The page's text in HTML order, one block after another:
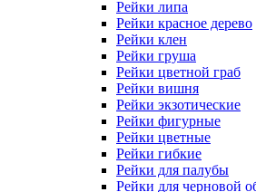
Рейки липа
Рейки красное дерево
Рейки клен
Рейки груша
Рейки цветной граб
Рейки вишня
Рейки экзотические
Рейки фигурные
Рейки цветные
Рейки гибкие
Рейки для палубы
Рейки для черновой